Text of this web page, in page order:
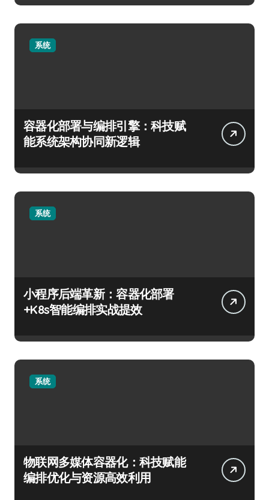
系统
容器化部署与编排引擎：科技赋
能系统架构协同新逻辑
系统
小程序后端革新：容器化部署
+K8s智能编排实战提效
系统
物联网多媒体容器化：科技赋能
编排优化与资源高效利用